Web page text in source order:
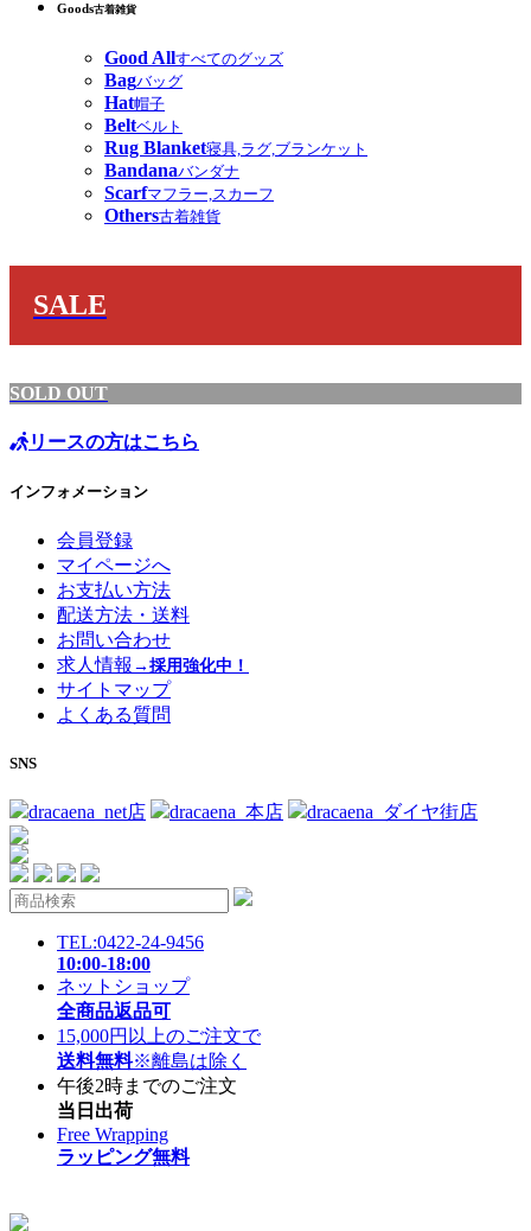
Goods古着雑貨
Good Allすべてのグッズ
Bagバッグ
Hat帽子
Beltベルト
Rug Blanket寝具,ラグ,ブランケット
Bandanaバンダナ
Scarfマフラー,スカーフ
Others古着雑貨
SALE
SOLD OUT
リースの方はこちら
インフォメーション
会員登録
マイページへ
お支払い方法
配送方法・送料
お問い合わせ
求人情報 →採用強化中！
サイトマップ
よくある質問
SNS
dracaena_net店 dracaena_本店 dracaena_ダイヤ街店
TEL:0422-24-9456
10:00-18:00
ネットショップ
全商品返品可
15,000円以上のご注文で
送料無料※離島は除く
午後2時までのご注文
当日出荷
Free Wrapping
ラッピング無料